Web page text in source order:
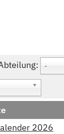
-
2026